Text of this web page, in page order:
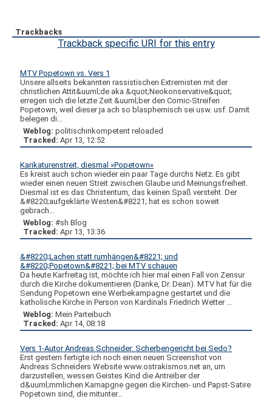
Trackbacks
Trackback specific URI for this entry
MTV Popetown vs. Vers 1
Unsere allseits bekannten rassistischen Extremisten mit der
christlichen Attit&uuml;de aka &quot;Neokonservative&quot;
erregen sich die letzte Zeit &uuml;ber den Comic-Streifen
Popetown, weil dieser ja ach so blasphemisch sei usw. usf. Damit
belegen di...
Weblog: politischinkompetent reloaded
Tracked: Apr 13, 12:52
Karikaturenstreit, diesmal »Popetown«
Es kreist auch schon wieder ein paar Tage durchs Netz. Es gibt
wieder einen neuen Streit zwischen Glaube und Meinungsfreiheit.
Diesmal ist es das Christentum, das keinen Spaß versteht. Der
&#8220;aufgeklärte Westen&#8221; hat es schon soweit
gebrach...
Weblog: #sh Blog
Tracked: Apr 13, 13:36
&#8220;Lachen statt rumhängen&#8221; und
&#8220;Popetown&#8221; bei MTV schauen
Da heute Karfreitag ist, möchte ich hier mal einen Fall von Zensur
durch die Kirche dokumentieren (Danke, Dr. Dean). MTV hat für die
Sendung Popetown eine Werbekampagne gestartet und die
katholische Kirche in Person von Kardinals Friedrich Wetter ...
Weblog: Mein Parteibuch
Tracked: Apr 14, 08:18
Vers 1-Autor Andreas Schneider: Scherbengericht bei Sedo?
Erst gestern fertigte ich noch einen neuen Screenshot von
Andreas Schneiders Website www.ostrakismos.net an, um
darzustellen, wessen Geistes Kind die Antreiber der
d&uuml;mmlichen Kamapgne gegen die Kirchen- und Papst-Satire
Popetown sind, die mitunter...